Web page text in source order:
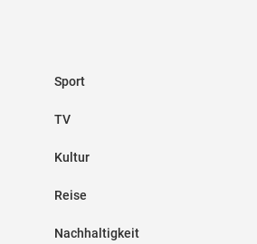
Sport
TV
Kultur
Reise
Nachhaltigkeit